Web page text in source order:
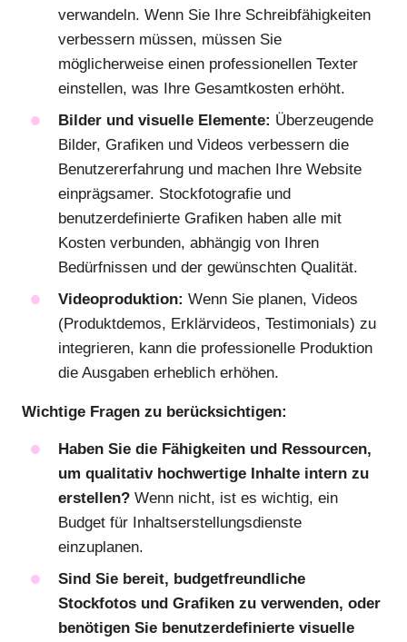
verwandeln. Wenn Sie Ihre Schreibfähigkeiten
verbessern müssen, müssen Sie
möglicherweise einen professionellen Texter
einstellen, was Ihre Gesamtkosten erhöht.
Bilder und visuelle Elemente: Überzeugende
Bilder, Grafiken und Videos verbessern die
Benutzererfahrung und machen Ihre Website
einprägsamer. Stockfotografie und
benutzerdefinierte Grafiken haben alle mit
Kosten verbunden, abhängig von Ihren
Bedürfnissen und der gewünschten Qualität.
Videoproduktion: Wenn Sie planen, Videos
(Produktdemos, Erklärvideos, Testimonials) zu
integrieren, kann die professionelle Produktion
die Ausgaben erheblich erhöhen.
Wichtige Fragen zu berücksichtigen:
Haben Sie die Fähigkeiten und Ressourcen,
um qualitativ hochwertige Inhalte intern zu
erstellen? Wenn nicht, ist es wichtig, ein
Budget für Inhaltserstellungsdienste
einzuplanen.
Sind Sie bereit, budgetfreundliche
Stockfotos und Grafiken zu verwenden, oder
benötigen Sie benutzerdefinierte visuelle